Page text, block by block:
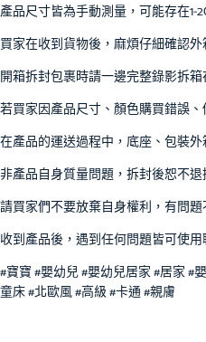
產品尺寸皆為手動測量，可能存在1-
買家在收到貨物後，麻煩仔細確認
開箱拆封包裹時請一邊完整錄影拆
若買家因產品尺寸、顏色購買錯誤
在產品的運送過程中，底座、包裝
非產品自身質量問題，拆封後恕不
請買家們不要放棄自身權利，有問
收到產品後，遇到任何問題皆可使
#寶寶 #嬰幼兒 #嬰幼兒居家 #居家 #
童床 #北歐風 #高級 #卡通 #親膚